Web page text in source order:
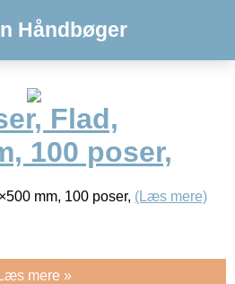
Håndbøger
Flad,
100 poser,
mm, 100 poser, (Læs mere)
Læs mere »